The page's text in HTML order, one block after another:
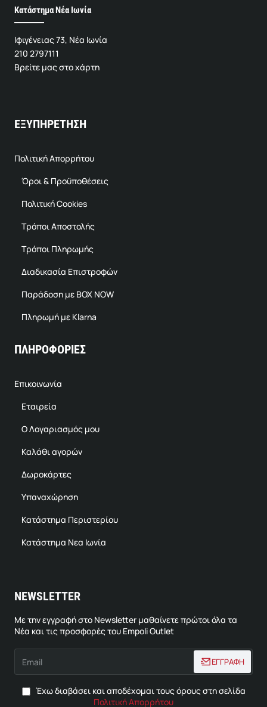
Κατάστημα Νέα Ιωνία
Ιφιγένειας 73, Νέα Ιωνία
210 2797111
Βρείτε μας στο χάρτη
ΕΞΥΠΗΡΕΤΗΣΗ
Πολιτική Απορρήτου
Όροι & Προϋποθέσεις
Πολιτική Cookies
Τρόποι Αποστολής
Τρόποι Πληρωμής
Διαδικασία Επιστροφών
Παράδοση με BOX NOW
Πληρωμή με Klarna
ΠΛΗΡΟΦΟΡΙΕΣ
Επικοινωνία
Εταιρεία
Ο Λογαριασμός μου
Καλάθι αγορών
Δωροκάρτες
Υπαναχώρηση
Κατάστημα Περιστερίου
Κατάστημα Νεα Ιωνία
NEWSLETTER
Με την εγγραφή στο Newsletter μαθαίνετε πρώτοι όλα τα
Νέα και τις προσφορές του Empoli Outlet
ΕΓΓΡΑΦΗ
Έχω διαβάσει και αποδέχομαι τους όρους στη σελίδα
Πολιτική Απορρήτου